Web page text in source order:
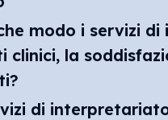
modo i servizi
clinici, la
di